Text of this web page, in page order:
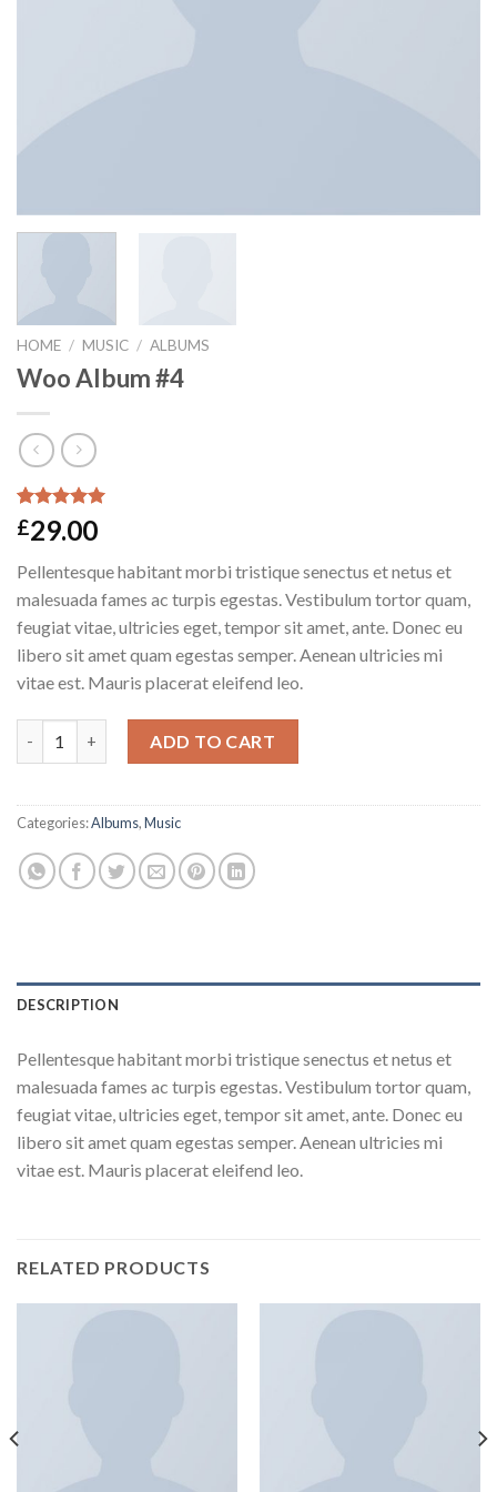
HOME / MUSIC / ALBUMS
Woo Album #4
Rated 5.00
out of 5
2
customer
ratings
£29.00
Pellentesque habitant morbi tristique senectus et netus et
malesuada fames ac turpis egestas. Vestibulum tortor quam,
feugiat vitae, ultricies eget, tempor sit amet, ante. Donec eu
libero sit amet quam egestas semper. Aenean ultricies mi
vitae est. Mauris placerat eleifend leo.
ADD TO CART
Categories:Albums,Music
DESCRIPTION
Pellentesque habitant morbi tristique senectus et netus et
malesuada fames ac turpis egestas. Vestibulum tortor quam,
feugiat vitae, ultricies eget, tempor sit amet, ante. Donec eu
libero sit amet quam egestas semper. Aenean ultricies mi
vitae est. Mauris placerat eleifend leo.
RELATED PRODUCTS